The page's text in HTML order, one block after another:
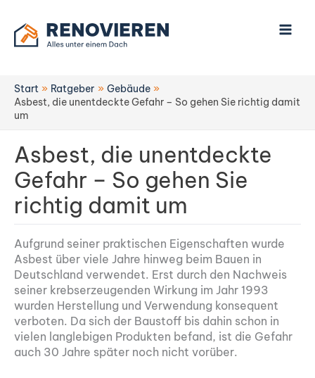
Inhalt
springen
Start Ratgeber
Gebäude
Asbest, die unentdeckte Gefahr – So gehen Sie richtig damit
um
Asbest, die unentdeckte
Gefahr – So gehen Sie
richtig damit um
Aufgrund seiner praktischen Eigenschaften wurde
Asbest über viele Jahre hinweg beim Bauen in
Deutschland verwendet. Erst durch den Nachweis
seiner krebserzeugenden Wirkung im Jahr 1993
wurden Herstellung und Verwendung konsequent
verboten. Da sich der Baustoff bis dahin schon in
vielen langlebigen Produkten befand, ist die Gefahr
auch 30 Jahre später noch nicht vorüber.